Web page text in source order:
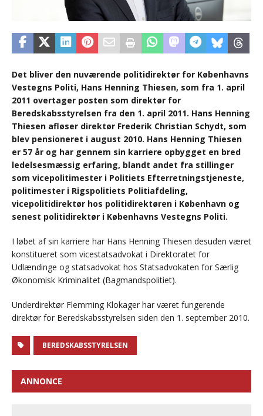
Det bliver den nuværende politidirektør for Københavns
Vestegns Politi, Hans Henning Thiesen, som fra 1. april
2011 overtager posten som direktør for
Beredskabsstyrelsen fra den 1. april 2011. Hans Henning
Thiesen afløser direktør Frederik Christian Schydt, som
blev pensioneret i august 2010. Hans Henning Thiesen
er 57 år og har gennem sin karriere opbygget en bred
ledelsesmæssig erfaring, blandt andet fra stillinger
som vicepolitimester i Politiets Efterretningstjeneste,
politimester i Rigspolitiets Politiafdeling,
vicepolitidirektør hos politidirektøren i København og
senest politidirektør i Københavns Vestegns Politi.
I løbet af sin karriere har Hans Henning Thiesen desuden været
konstitueret som vicestatsadvokat i Direktoratet for
Udlændinge og statsadvokat hos Statsadvokaten for Særlig
Økonomisk Kriminalitet (Bagmandspolitiet).
Underdirektør Flemming Klokager har været fungerende
direktør for Beredskabsstyrelsen siden den 1. september 2010.
BEREDSKABSSTYRELSEN
ANNONCE